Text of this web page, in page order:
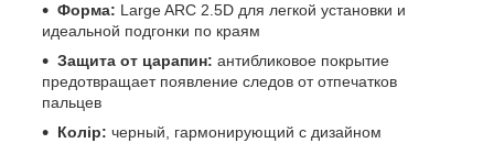
Форма: Large ARC 2.5D для легкой установки и
идеальной подгонки по краям
Защита от царапин: антибликовое покрытие
предотвращает появление следов от отпечатков
пальцев
Колір: черный, гармонирующий с дизайном